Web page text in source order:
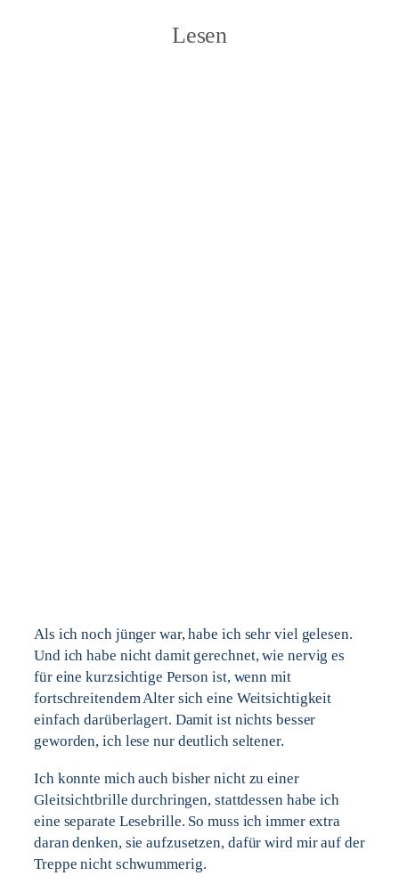
Lesen
Als ich noch jünger war, habe ich sehr viel gelesen.
Und ich habe nicht damit gerechnet, wie nervig es
für eine kurzsichtige Person ist, wenn mit
fortschreitendem Alter sich eine Weitsichtigkeit
einfach darüberlagert. Damit ist nichts besser
geworden, ich lese nur deutlich seltener.
Ich konnte mich auch bisher nicht zu einer
Gleitsichtbrille durchringen, stattdessen habe ich
eine separate Lesebrille. So muss ich immer extra
daran denken, sie aufzusetzen, dafür wird mir auf der
Treppe nicht schwummerig.